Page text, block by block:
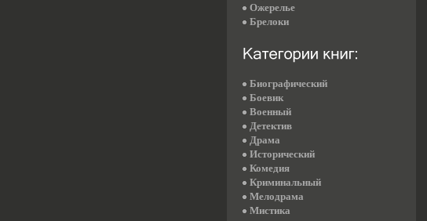
Ожерелье
Брелоки
Биографический
Боевик
Военный
Детектив
Драма
Исторический
Комедия
Криминальный
Мелодрама
Мистика